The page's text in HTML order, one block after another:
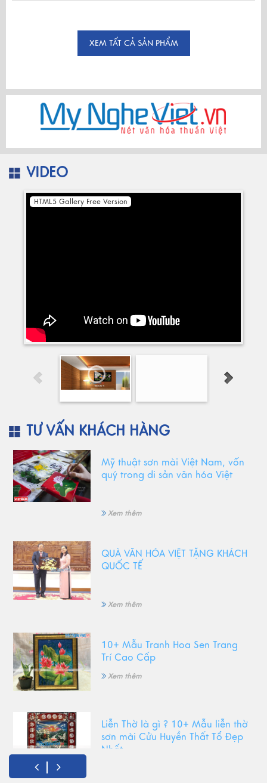
XEM TẤT CẢ SẢN PHẨM
VIDEO
HTML5 Gallery Free Version
TƯ VẤN KHÁCH HÀNG
Mỹ thuật sơn mài Việt Nam, vốn
quý trong di sản văn hóa Việt
Xem thêm
QUÀ VĂN HÓA VIỆT TẶNG KHÁCH
QUỐC TẾ
Xem thêm
10+ Mẫu Tranh Hoa Sen Trang
Trí Cao Cấp
Xem thêm
Liễn Thờ là gì ? 10+ Mẫu liễn thờ
sơn mài Cửu Huyền Thất Tổ Đẹp
Nhất